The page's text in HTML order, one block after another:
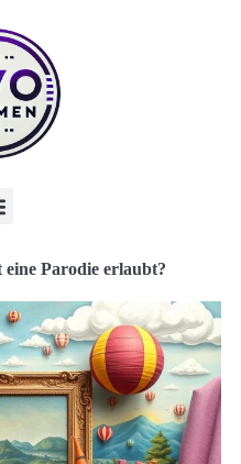
Parodie erlaubt?